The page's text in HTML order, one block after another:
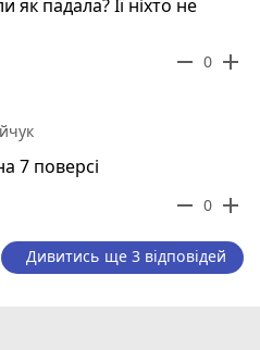
падала? Її ніхто не
remove 0 add
7 поверсі
remove 0 add
Дивитись ще 3 відповідей